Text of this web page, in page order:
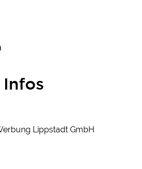
Lippstadt GmbH